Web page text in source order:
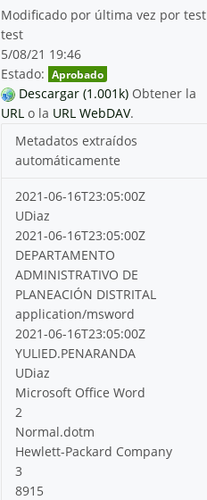
Modificado por última vez por test
test
5/08/21 19:46
Estado: Aprobado
Descargar (1.001k) Obtener la
URL o la URL WebDAV.
Metadatos extraídos
automáticamente
2021-06-16T23:05:00Z
UDiaz
2021-06-16T23:05:00Z
DEPARTAMENTO
ADMINISTRATIVO DE
PLANEACIÓN DISTRITAL
application/msword
2021-06-16T23:05:00Z
YULIED.PENARANDA
UDiaz
Microsoft Office Word
2
Normal.dotm
Hewlett-Packard Company
3
8915